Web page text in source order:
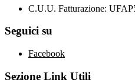
C.U.U. Fatturazione:
Seguici su
Facebook
Sezione Link Utili